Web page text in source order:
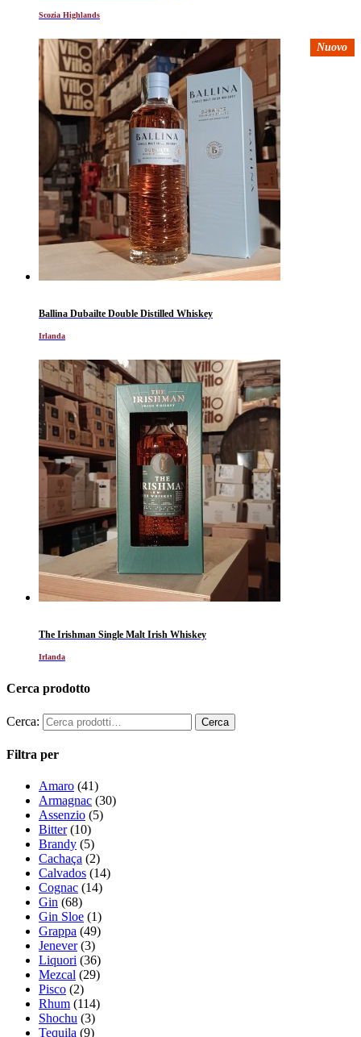
Scozia Highlands
Nuovo
Ballina Dubailte Double Distilled Whiskey
Irlanda
The Irishman Single Malt Irish Whiskey
Irlanda
Cerca prodotto
Cerca:
Filtra per
Amaro (41)
Armagnac (30)
Assenzio (5)
Bitter (10)
Brandy (5)
Cachaça (2)
Calvados (14)
Cognac (14)
Gin (68)
Gin Sloe (1)
Grappa (49)
Jenever (3)
Liquori (36)
Mezcal (29)
Pisco (2)
Rhum (114)
Shochu (3)
Tequila (9)